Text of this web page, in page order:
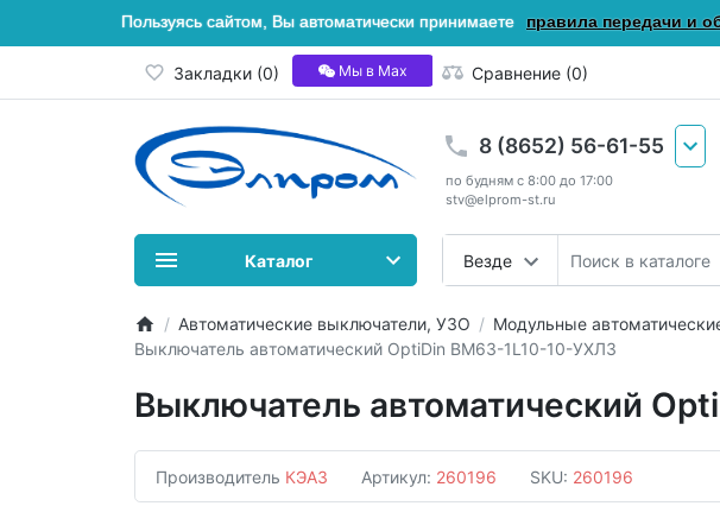
Пользуясь сайтом, Вы автоматически принимаете правила передачи и
Закладки (0) Мы в Мах Сравнение (0)
8 (8652) 56-61-55
по будням с 8:00 до 17:00
stv@elprom-st.ru
Везде
Каталог
Автоматические выключатели, УЗО Модульные
Выключатель автоматический OptiDin BM63-1L10-10-УХЛ3
Выключатель автоматический
Производитель КЭАЗ Артикул: 260196 SKU: 260196